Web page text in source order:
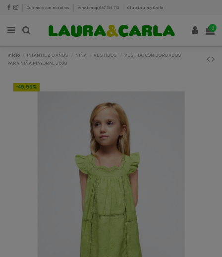
Contacte con nosotros Whatsapp 687 314 713 Club Laura y Carla
0
Inicio INFANTIL 2 9 AÑOS NIÑA VESTIDOS
VESTIDO CON BORDADOS
PARA NIÑA MAYORAL 3930
-49,99%